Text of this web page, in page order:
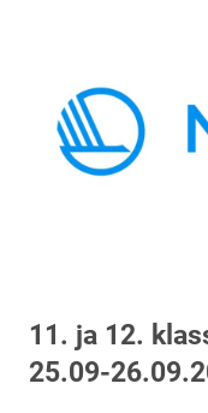
11. ja 12.
25.09-